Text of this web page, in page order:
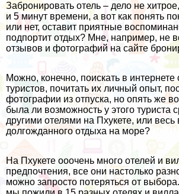
Забронировать отель – дело не
и 5 минут времени, а вот как понять
или нет, оставит приятные
подпортит отдых? Мне, например, не
отзывов и фотографий на сайте
Можно, конечно, поискать в интернете
туристов, почитать их личный опыт,
фотографии из отпуска, но опять же
была ли возможность у этого туриста
другими отелями на Пхукете, или весь
долгожданного отдыха на море?
На Пхукете ооочень много отелей и
предпочтения, все они настолько
можно запросто потеряться от